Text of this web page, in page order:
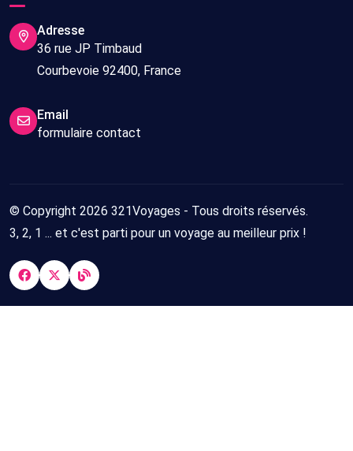
Adresse
36 rue JP Timbaud
Courbevoie 92400, France
Email
formulaire contact
© Copyright 2026 321Voyages - Tous droits réservés.
3, 2, 1 ... et c'est parti pour un voyage au meilleur prix !